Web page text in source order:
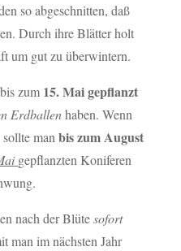
so abgeschnitten, daß
Durch ihre Blätter holt
um gut zu überwintern.
zum 15. Mai gepflanzt
Erdballenhaben. Wenn
man bis zum August
gepflanzten Koniferen
nach der Blütesofort
man im nächsten Jahr